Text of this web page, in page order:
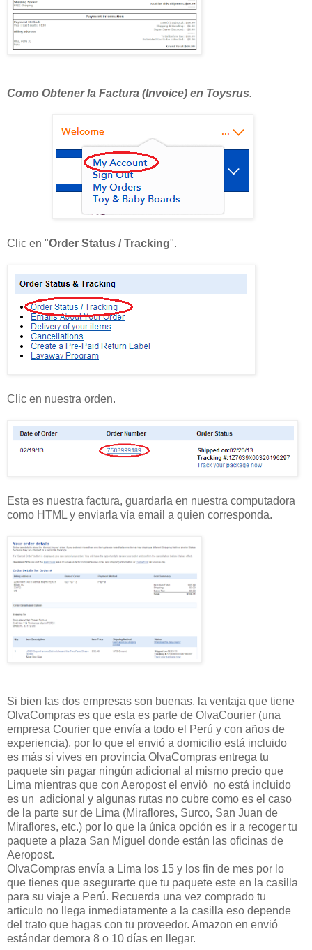
Como Obtener la Factura (Invoice) en Toysrus.
Clic en "Order Status / Tracking".
Clic en nuestra orden.
Esta es nuestra factura, guardarla en nuestra computadora
como HTML y enviarla vía email a quien corresponda.
Si bien las dos empresas son buenas, la ventaja que tiene
OlvaCompras es que esta es parte de OlvaCourier (una
empresa Courier que envía a todo el Perú y con años de
experiencia), por lo que el envió a domicilio está incluido
es más si vives en provincia OlvaCompras entrega tu
paquete sin pagar ningún adicional al mismo precio que
Lima mientras que con Aeropost el envió no está incluido
es un adicional y algunas rutas no cubre como es el caso
de la parte sur de Lima (Miraflores, Surco, San Juan de
Miraflores, etc.) por lo que la única opción es ir a recoger tu
paquete a plaza San Miguel donde están las oficinas de
Aeropost.
OlvaCompras envía a Lima los 15 y los fin de mes por lo
que tienes que asegurarte que tu paquete este en la casilla
para su viaje a Perú. Recuerda una vez comprado tu
articulo no llega inmediatamente a la casilla eso depende
del trato que hagas con tu proveedor. Amazon en envió
estándar demora 8 o 10 días en llegar.